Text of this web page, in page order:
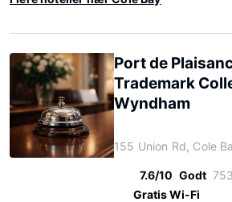
Port de
Trademark
Wyndham
155 Union Rd, Cole
7.6/10 Godt
Gratis Wi-Fi